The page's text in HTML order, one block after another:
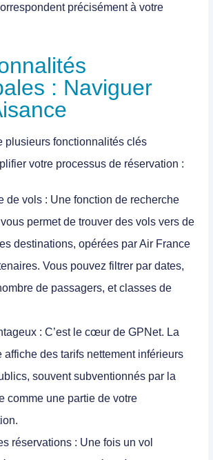
précisément à votre
: Naviguer
plusieurs fonctionnalités clés
votre processus de réservation :
de vols : Une fonction de recherche
permet de trouver des vols vers de
destinations, opérées par Air France
Vous pouvez filtrer par dates,
de passagers, et classes de
: C’est le cœur de GPNet. La
affiche des tarifs nettement inférieurs
souvent subventionnés par la
comme une partie de votre
réservations : Une fois un vol